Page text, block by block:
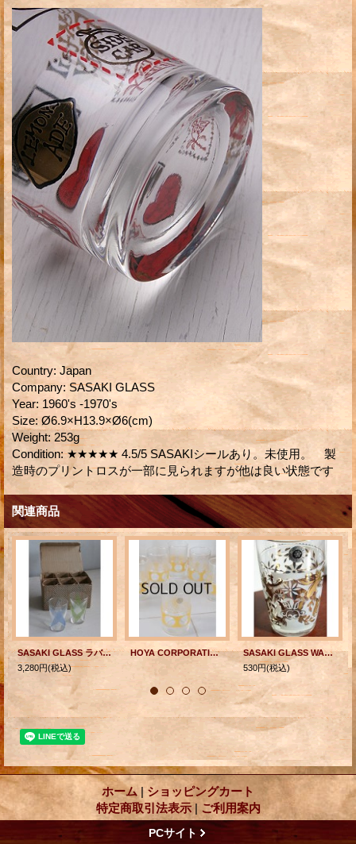
Country: Japan
Company: SASAKI GLASS
Year: 1960's -1970's
Size: Ø6.9×H13.9×Ø6(cm)
Weight: 253g
Condition: ★★★★★ 4.5/5 SASAKIシールあり。未使用。 製
造時のプリントロスが一部に見られますが他は良い状態です
関連商品
SASAKI GLASS ラバーコーティンググラス 幾何学模様 /ゴールドリム 箱入り6pcグラスセット color: 青/緑
3,280円(税込)
HOYA CORPORATION サークルパターン(黄） プリントグラス 各1個
SASAKI GLASS WARE ゴールド＆ホワイト フラワーモチーフ プリントグラス 各1個
530円(税込)
ホーム | ショッピングカート
特定商取引法表示 | ご利用案内
PCサイト